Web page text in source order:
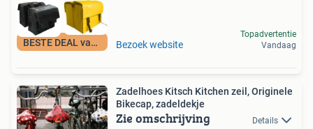
BESTE DEAL vandaag Bezoek website
Topadvertentie
Vandaag
Zadelhoes Kitsch Kitchen zeil, Originele
Bikecap, zadeldekje
Zie omschrijving Details